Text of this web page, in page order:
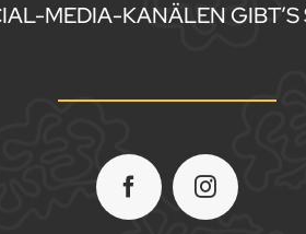
MEDIA-KANÄLEN